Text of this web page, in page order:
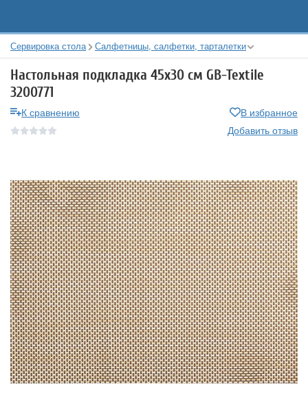
Сервировка стола Салфетницы, салфетки, тарталетки
Настольная подкладка 45х30 см GB-Textile
3200771
К сравнению
В избранное
Добавить отзыв